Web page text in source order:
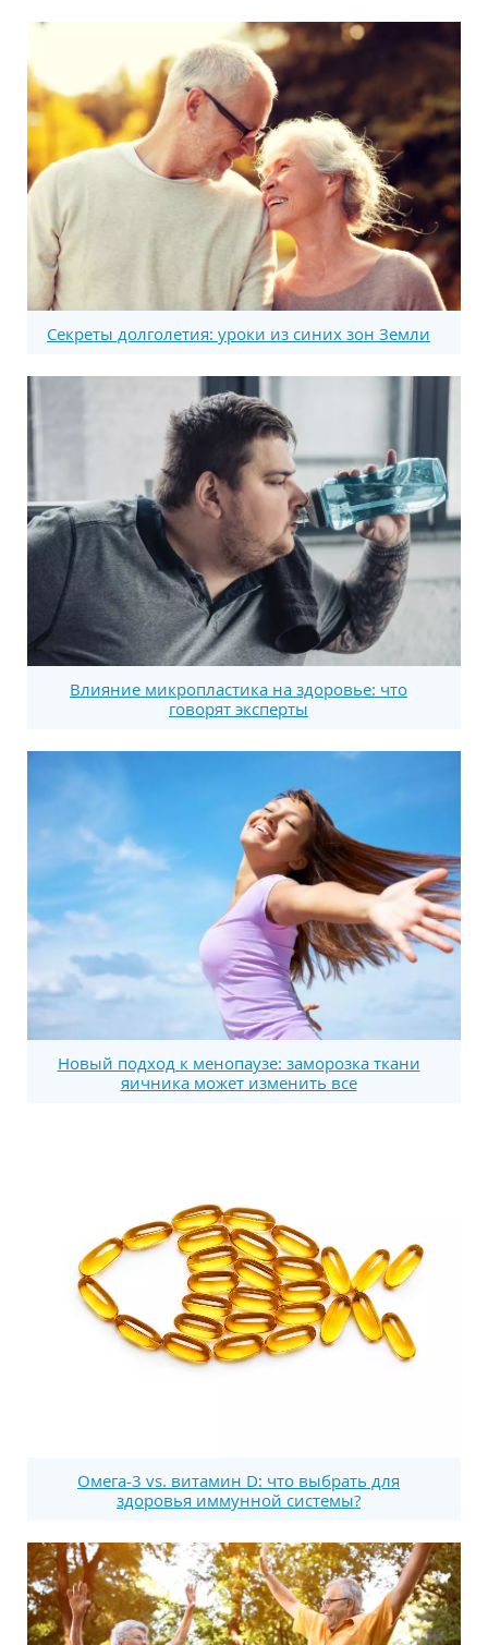
Секреты долголетия: уроки из синих зон Земли
Влияние микропластика на здоровье: что
говорят эксперты
Новый подход к менопаузе: заморозка ткани
яичника может изменить все
Омега-3 vs. витамин D: что выбрать для
здоровья иммунной системы?